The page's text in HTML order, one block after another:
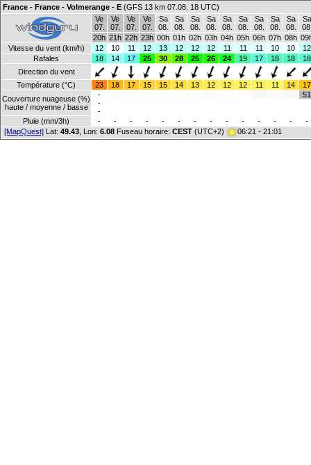
France - France - Volmerange - E (GFS 13 km 07.08. 18 UTC)
Ve
07.
Ve
07.
Ve
07.
Ve
07.
Sa
08.
Sa
08.
Sa
08.
Sa
08.
Sa
08.
Sa
08.
Sa
08.
Sa
08.
Sa
08.
Sa
20h 21h 22h 23h 00h 01h 02h 03h 04h 05h 06h 07h 08h
Vitesse du vent (km/h)
12 10 11 12 13 12 12 12 11 11 11 10 10
12
Rafales
18 14 17 25 30 28 25 26 24 19 17 18 18
18
Direction du vent
Température (°C)
23 18 17 15 15 14 13 12 12 12 11 11 14
17
Couverture nuageuse (%)
haute / moyenne / basse
-
-
-
51
Pluie (mm/3h) - - - - - - - - - - - - -
-
[MapQuest] Lat: 49.43, Lon: 6.08 Fuseau horaire: CEST (UTC+2) 06:21 - 21:01